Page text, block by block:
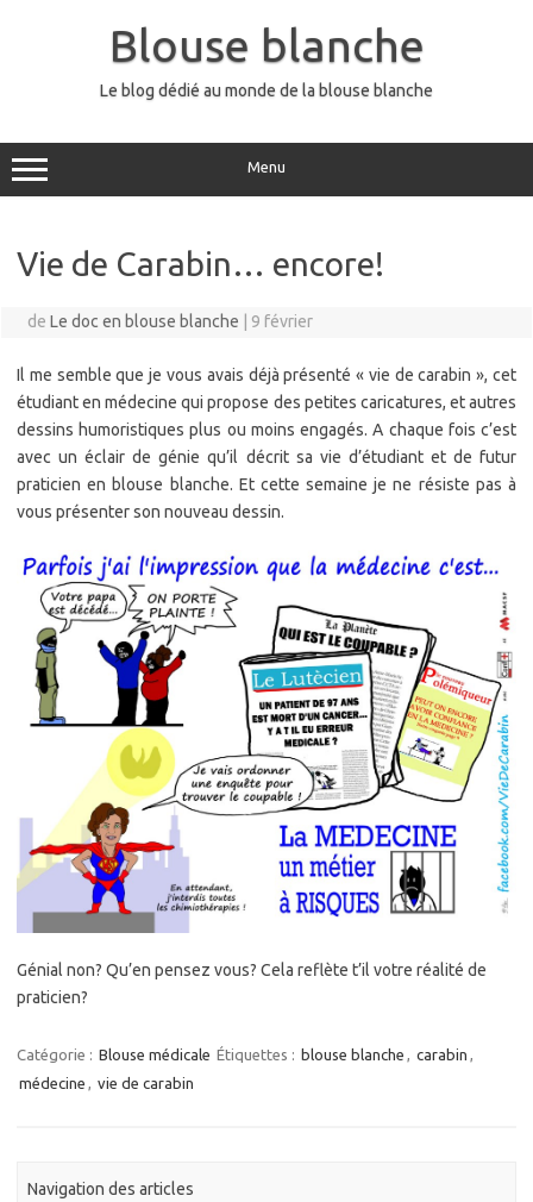
Blouse blanche
Le blog dédié au monde de la blouse blanche
Menu
Vie de Carabin… encore!
de Le doc en blouse blanche 9 février
Il me semble que je vous avais déjà présenté « vie de carabin », cet
étudiant en médecine qui propose des petites caricatures, et autres
dessins humoristiques plus ou moins engagés. A chaque fois c’est
avec un éclair de génie qu’il décrit sa vie d’étudiant et de futur
praticien en blouse blanche. Et cette semaine je ne résiste pas à
vous présenter son nouveau dessin.
Génial non? Qu’en pensez vous? Cela reflète t’il votre réalité de
praticien?
Catégorie : Blouse médicale Étiquettes : blouse blanche carabin
médecine
vie de carabin
Navigation des articles